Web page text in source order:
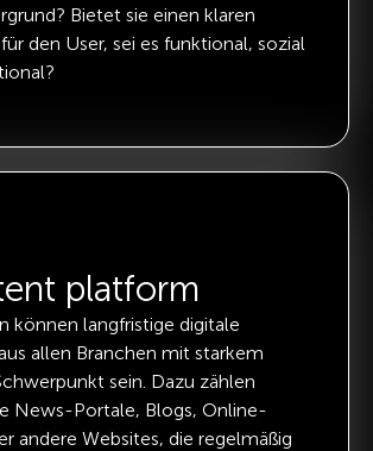
Bietet sie einen klaren
den User, sei es funktional, sozial
platform
können langfristige digitale
allen Branchen mit starkem
sein. Dazu zählen
News-Portale, Blogs, Online-
andere Websites, die regelmäßig